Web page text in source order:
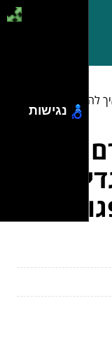
להגדיל קהל יעד
קהל
נגישות